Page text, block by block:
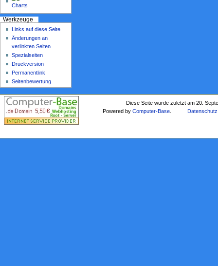
Werkzeuge
Links auf diese Seite
Änderungen an
verlinkten Seiten
Spezialseiten
Druckversion
Permanentlink
Seitenbewertung
Diese Seite wurde zuletzt am 20.
Powered byComputer-Base Datenschutz